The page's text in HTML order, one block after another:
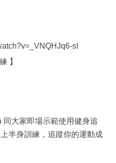
sI
】
大家即場示範使用健身追
半身訓練，追蹤你的運動成